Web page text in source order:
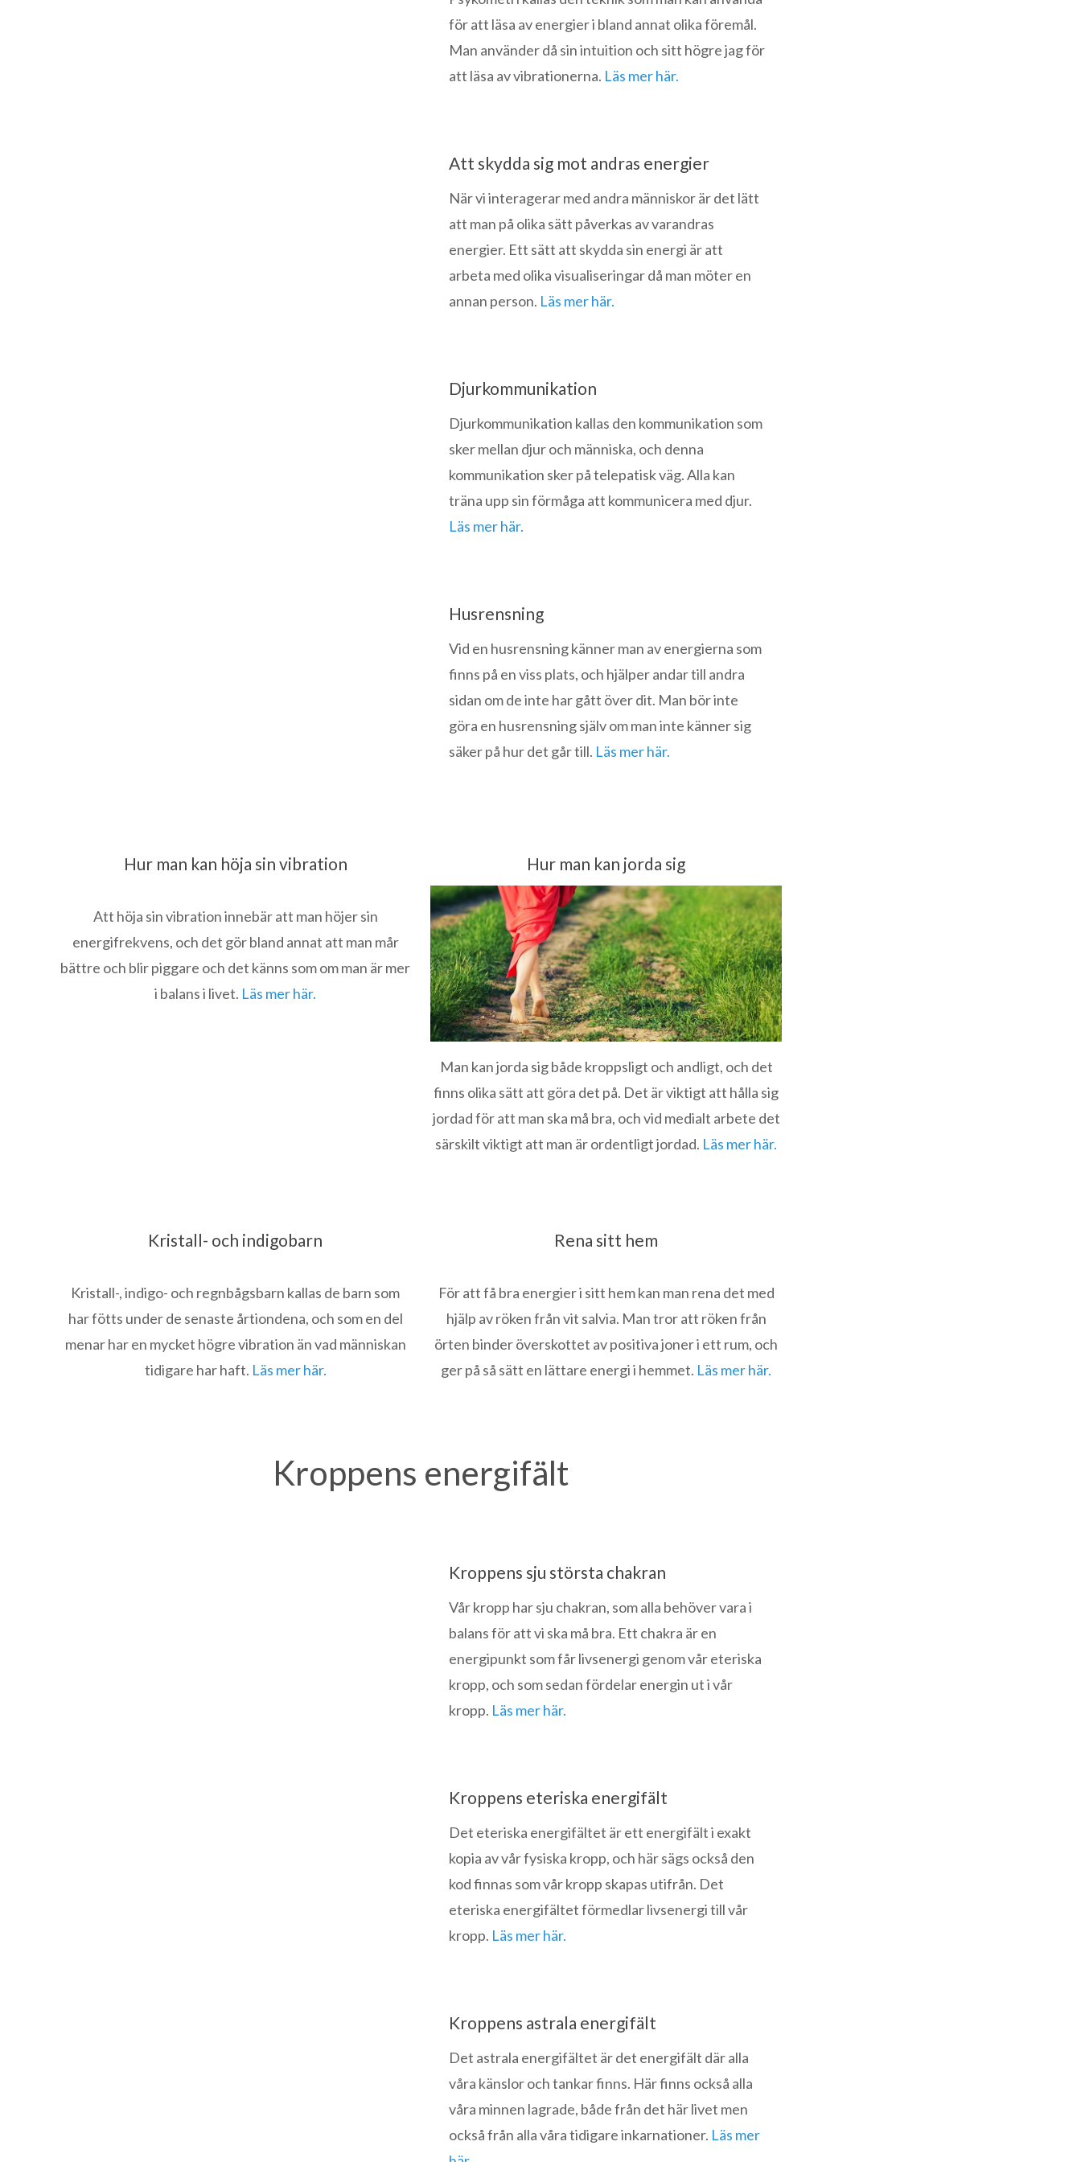
för att läsa av energier i bland annat olika föremål.
Man använder då sin intuition och sitt högre jag för
att läsa av vibrationerna. Läs mer här.
Att skydda sig mot andras energier
När vi interagerar med andra människor är det lätt
att man på olika sätt påverkas av varandras
energier. Ett sätt att skydda sin energi är att
arbeta med olika visualiseringar då man möter en
annan person. Läs mer här.
Djurkommunikation
Djurkommunikation kallas den kommunikation som
sker mellan djur och människa, och denna
kommunikation sker på telepatisk väg. Alla kan
träna upp sin förmåga att kommunicera med djur.
Läs mer här.
Husrensning
Vid en husrensning känner man av energierna som
finns på en viss plats, och hjälper andar till andra
sidan om de inte har gått över dit. Man bör inte
göra en husrensning själv om man inte känner sig
säker på hur det går till. Läs mer här.
Hur man kan höja sin vibration
Att höja sin vibration innebär att man höjer sin
energifrekvens, och det gör bland annat att man mår
bättre och blir piggare och det känns som om man är mer
i balans i livet. Läs mer här.
Hur man kan jorda sig
Man kan jorda sig både kroppsligt och andligt, och det
finns olika sätt att göra det på. Det är viktigt att hålla sig
jordad för att man ska må bra, och vid medialt arbete det
särskilt viktigt att man är ordentligt jordad. Läs mer här.
Kristall- och indigobarn
Kristall-, indigo- och regnbågsbarn kallas de barn som
har fötts under de senaste årtiondena, och som en del
menar har en mycket högre vibration än vad människan
tidigare har haft. Läs mer här.
Rena sitt hem
För att få bra energier i sitt hem kan man rena det med
hjälp av röken från vit salvia. Man tror att röken från
örten binder överskottet av positiva joner i ett rum, och
ger på så sätt en lättare energi i hemmet. Läs mer här.
Kroppens energifält
Kroppens sju största chakran
Vår kropp har sju chakran, som alla behöver vara i
balans för att vi ska må bra. Ett chakra är en
energipunkt som får livsenergi genom vår eteriska
kropp, och som sedan fördelar energin ut i vår
kropp. Läs mer här.
Kroppens eteriska energifält
Det eteriska energifältet är ett energifält i exakt
kopia av vår fysiska kropp, och här sägs också den
kod finnas som vår kropp skapas utifrån. Det
eteriska energifältet förmedlar livsenergi till vår
kropp. Läs mer här.
Kroppens astrala energifält
Det astrala energifältet är det energifält där alla
våra känslor och tankar finns. Här finns också alla
våra minnen lagrade, både från det här livet men
också från alla våra tidigare inkarnationer. Läs mer